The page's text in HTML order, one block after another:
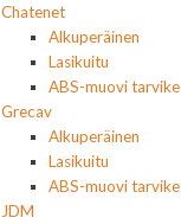
Chatenet
Alkuperäinen
Lasikuitu
ABS-muovi tarvike
Grecav
Alkuperäinen
Lasikuitu
ABS-muovi tarvike
JDM